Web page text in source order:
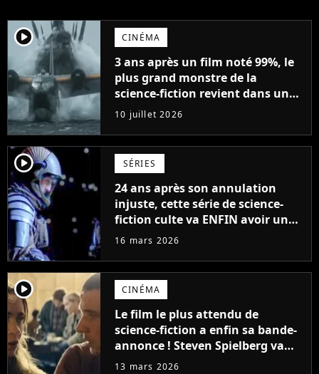
player2 CINÉMA
3 ans après un film noté 99%, le
plus grand monstre de la
science-fiction revient dans une
suite qui va écrire l'histoire
10 juillet 2026
player2 SÉRIES
24 ans après son annulation
injuste, cette série de science-
fiction culte va ENFIN avoir une
suite
16 mars 2026
player2 CINÉMA
Le film le plus attendu de
science-fiction a enfin sa bande-
annonce ! Steven Spielberg va
vous retourner le cerveau et les
13 mars 2026